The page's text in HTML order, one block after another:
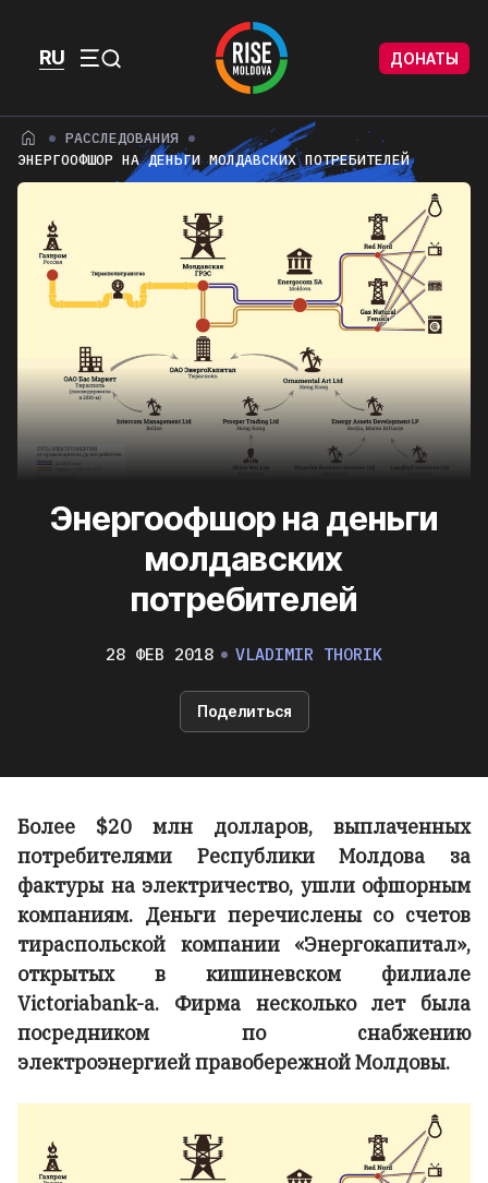
RU
ДОНАТЫ
РАССЛЕДОВАНИЯ
ЭНЕРГООФШОР НА ДЕНЬГИ МОЛДАВСКИХ ПОТРЕБИТЕЛЕЙ
Энергоофшор на деньги
молдавских
потребителей
28 ФЕВ 2018 VLADIMIR THORIK
Поделиться
Более $20 млн долларов, выплаченных
потребителями Республики Молдова за
фактуры на электричество, ушли офшорным
компаниям. Деньги перечислены со счетов
тираспольской компании «Энергокапитал»,
открытых в кишиневском филиале
Victoriabank-а. Фирма несколько лет была
посредником по снабжению
электроэнергией правобережной Молдовы.